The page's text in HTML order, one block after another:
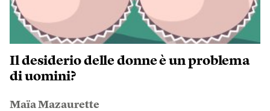
Il desiderio delle donne è un problema
di uomini?
Maïa Mazaurette